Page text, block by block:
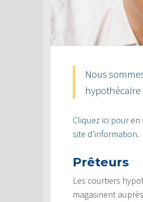
Nous
Cliquez ici pour
site d’information.
Prêteurs
Les courtiers
magasinent